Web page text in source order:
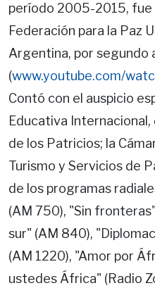
período 2005-2015, fue
Federación para la Paz
Argentina, por segundo
(www.youtube.com/
Contó con el auspicio
Educativa
de los Patricios; la
Turismo y Servicios de
de los programas
(AM 750), "Sin
sur" (AM 840),
(AM 1220), "Amor por
ustedes África" (Radio